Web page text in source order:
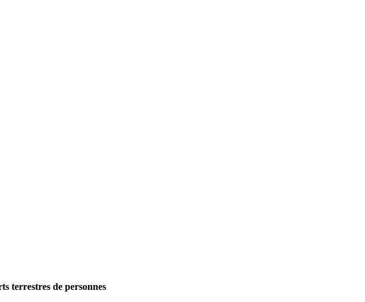
terrestres de personnes